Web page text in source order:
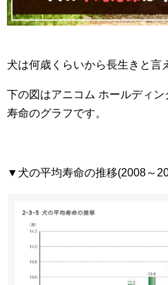
犬は何歳くらいから長生きと言
下の図はアニコム ホールディ
寿命のグラフです。
▼犬の平均寿命の推移(2008～